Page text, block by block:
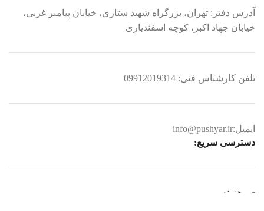
آدرس دفتر: تهران، بزرگراه شهید ستاری، خیابان پیامبر غربی،
خیابان جهاد اکبر، کوچه اسفندیاری
تلفن کارشناس فنی: 09912019314
ایمیل:info@pushyar.ir
دسترسی سریع:
هزینه